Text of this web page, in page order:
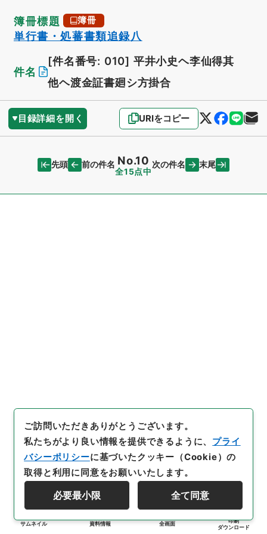
簿冊標題 簿冊
単行書・処蕃書類追録八
件名
[件名番号: 010] 平井小史ヘ李仙得其
他ヘ渡金証書廻シ方掛合
目録詳細を開く URIをコピー
先頭 前の件名 No.10
全15点中
次の件名 末尾
サムネイル 資料情報 全画面
印刷
ダウンロード
ご訪問いただきありがとうございます。
私たちがより良い情報を提供できるように、 プライ
バシーポリシーに基づいたクッキー（Cookie）の
取得と利用に同意をお願いいたします。
必要最小限 全て同意